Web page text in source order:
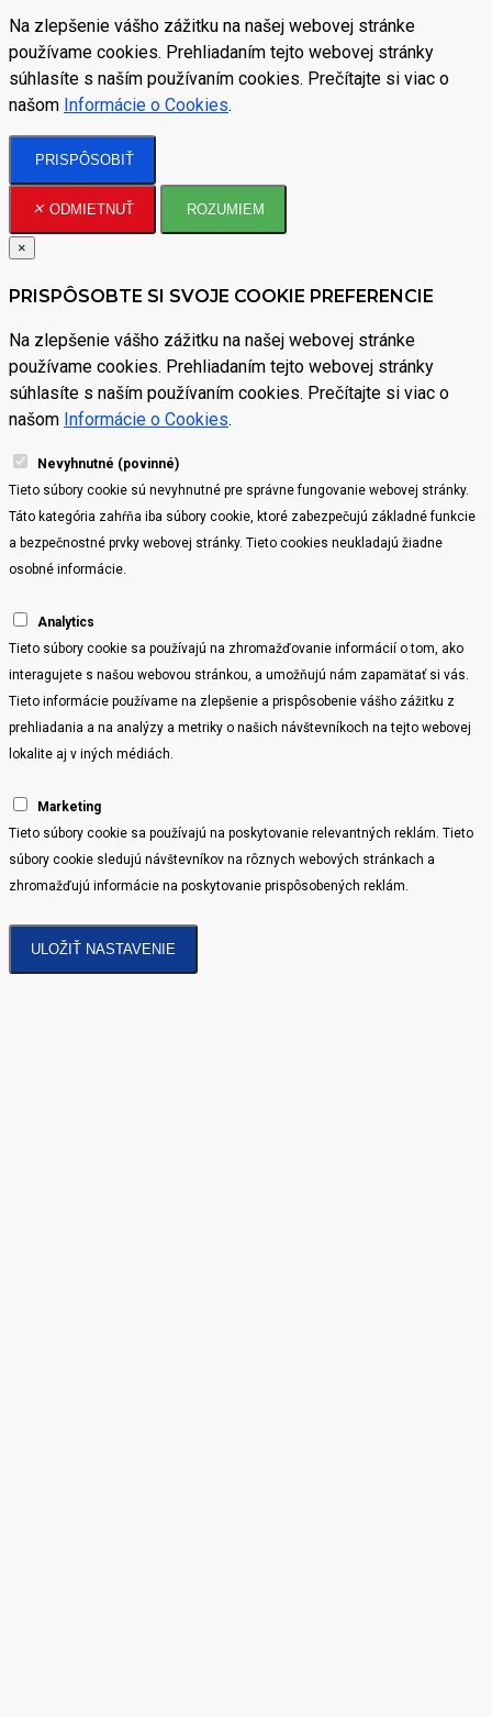
Na zlepšenie vášho zážitku na našej webovej stránke
používame cookies. Prehliadaním tejto webovej stránky
súhlasíte s naším používaním cookies. Prečítajte si viac o
našom Informácie o Cookies.
PRISPÔSOBIŤ
ODMIETNUŤ ROZUMIEM
×
PRISPÔSOBTE SI SVOJE COOKIE PREFERENCIE
Na zlepšenie vášho zážitku na našej webovej stránke
používame cookies. Prehliadaním tejto webovej stránky
súhlasíte s naším používaním cookies. Prečítajte si viac o
našom Informácie o Cookies.
Nevyhnutné (povinné)
Tieto súbory cookie sú nevyhnutné pre správne fungovanie webovej stránky.
Táto kategória zahŕňa iba súbory cookie, ktoré zabezpečujú základné funkcie
a bezpečnostné prvky webovej stránky. Tieto cookies neukladajú žiadne
osobné informácie.
Analytics
Tieto súbory cookie sa používajú na zhromažďovanie informácií o tom, ako
interagujete s našou webovou stránkou, a umožňujú nám zapamätať si vás.
Tieto informácie používame na zlepšenie a prispôsobenie vášho zážitku z
prehliadania a na analýzy a metriky o našich návštevníkoch na tejto webovej
lokalite aj v iných médiách.
Marketing
Tieto súbory cookie sa používajú na poskytovanie relevantných reklám. Tieto
súbory cookie sledujú návštevníkov na rôznych webových stránkach a
zhromažďujú informácie na poskytovanie prispôsobených reklám.
ULOŽIŤ NASTAVENIE